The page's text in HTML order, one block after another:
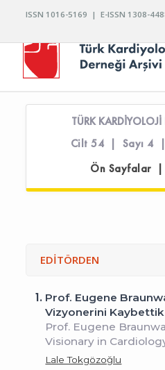
ISSN 1016-5169 | E-ISSN 1308-
TÜRK
Cilt 54 | Sayı 4
Ön Sayfalar
EDİTÖRDEN
1. Prof. Eugene
Vizyonerini Kaybettik
Prof. Eugene
Visionary in
Lale Tokgözoğlu